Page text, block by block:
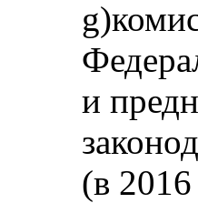
и
(в